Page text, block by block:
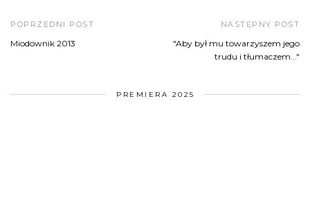
POPRZEDNI POST
Miodownik 2013
NASTĘPNY POST
"Aby był mu towarzyszem jego
trudu i tłumaczem..."
PREMIERA 2025